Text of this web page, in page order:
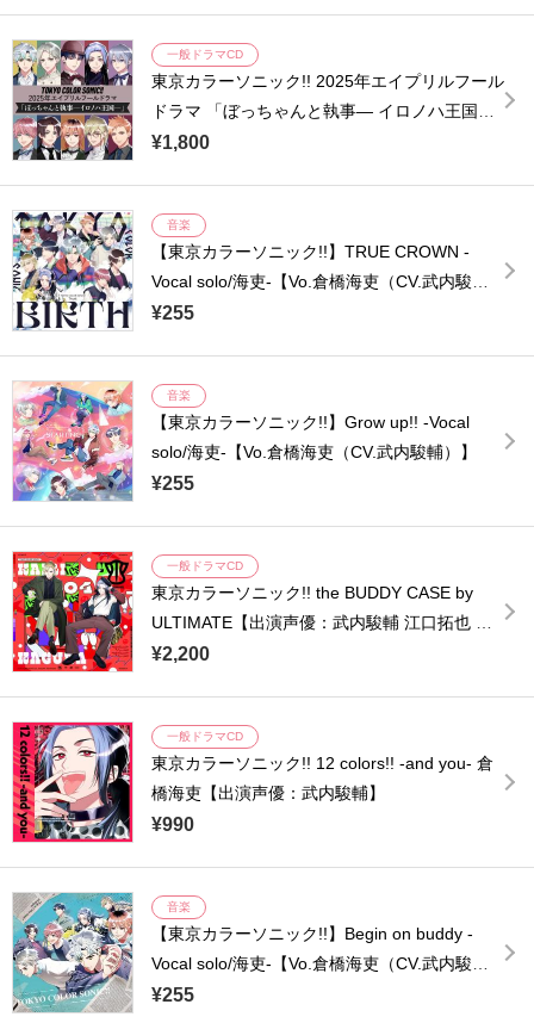
一般ドラマCD
東京カラーソニック!! 2025年エイプリルフール
ドラマ 「ぼっちゃんと執事― イロノハ王国―
」【出演声優：千葉翔也 上村祐翔 斉藤壮馬 中
¥1,800
音楽
【東京カラーソニック!!】TRUE CROWN -
Vocal solo/海吏-【Vo.倉橋海吏（CV.武内駿
輔）】
¥255
音楽
【東京カラーソニック!!】Grow up!! -Vocal
solo/海吏-【Vo.倉橋海吏（CV.武内駿輔）】
¥255
一般ドラマCD
東京カラーソニック!! the BUDDY CASE by
ULTIMATE【出演声優：武内駿輔 江口拓也 八
代拓 こばたけまさふみ】
¥2,200
一般ドラマCD
東京カラーソニック!! 12 colors!! -and you- 倉
橋海吏【出演声優：武内駿輔】
¥990
音楽
【東京カラーソニック!!】Begin on buddy -
Vocal solo/海吏-【Vo.倉橋海吏（CV.武内駿
輔）】
¥255